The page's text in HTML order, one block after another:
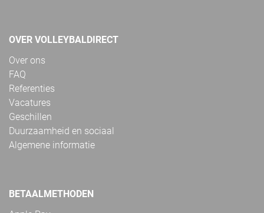
OVER VOLLEYBALDIRECT
Over ons
FAQ
Referenties
Vacatures
Geschillen
Duurzaamheid en sociaal
Algemene informatie
BETAALMETHODEN